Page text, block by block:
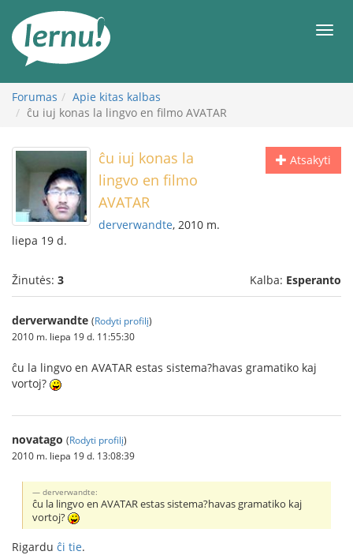
turinį
Forumas
Apie kitas kalbas
ĉu iuj konas la lingvo en filmo AVATAR
Atsakyti
ĉu iuj konas la
lingvo en filmo
AVATAR
derverwandte, 2010 m.
liepa 19 d.
Žinutės: 3 Kalba: Esperanto
derverwandte (Rodyti profilį)
2010 m. liepa 19 d. 11:55:30
ĉu la lingvo en AVATAR estas sistema?havas gramatiko kaj
vortoj?
novatago (Rodyti profilį)
2010 m. liepa 19 d. 13:08:39
derverwandte:
ĉu la lingvo en AVATAR estas sistema?havas gramatiko kaj
vortoj?
Rigardu ĉi tie.